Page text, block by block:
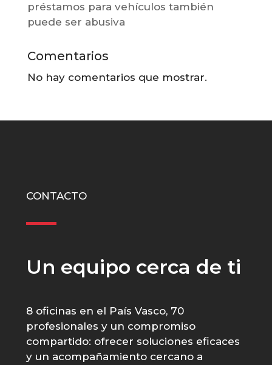
préstamos para vehículos también
puede ser abusiva
Comentarios
No hay comentarios que mostrar.
CONTACTO
Un equipo cerca de ti
8 oficinas en el País Vasco, 70
profesionales y un compromiso
compartido: ofrecer soluciones eficaces
y un acompañamiento cercano a